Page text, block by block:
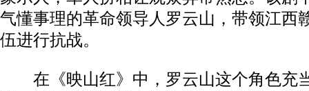
气懂事理的革命领导人罗云山，带领江西
伍进行抗战。
在《映山红》中，罗云山这个角色充